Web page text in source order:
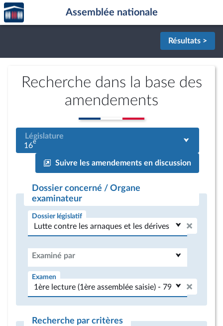
Aller au contenu
Aller en bas de la page
Accèder
à la
page
Assemblée nationale
Résultats >
Recherche dans la base des
amendements
Législature
16e
Suivre les amendements en discussion
Dossier concerné / Organe
examinateur
Dossier législatif
Examiné par
Examen
Recherche par critères